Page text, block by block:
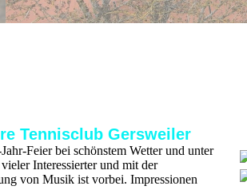
Tennisclub Gersweiler
Feier bei schönstem Wetter und unter
Interessierter und mit der
von Musik ist vorbei. Impressionen